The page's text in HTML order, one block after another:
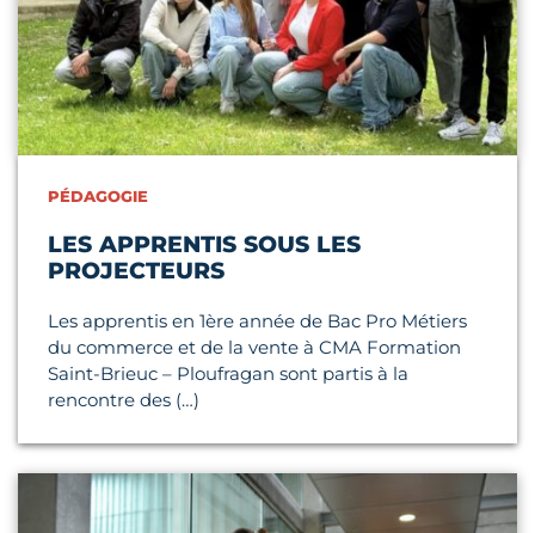
PÉDAGOGIE
LES APPRENTIS SOUS LES
PROJECTEURS
Les apprentis en 1ère année de Bac Pro Métiers
du commerce et de la vente à CMA Formation
Saint-Brieuc – Ploufragan sont partis à la
rencontre des (…)
Lire l'article